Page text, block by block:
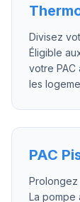
Divisez
Éligible
votre
les
PAC
Prolongez
La pompe